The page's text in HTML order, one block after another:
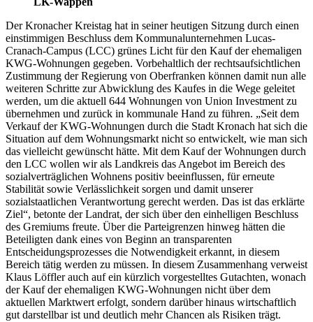
Der Kronacher Kreistag hat in seiner heutigen Sitzung durch einen
einstimmigen Beschluss dem Kommunalunternehmen Lucas-
Cranach-Campus (LCC) grünes Licht für den Kauf der ehemaligen
KWG-Wohnungen gegeben. Vorbehaltlich der rechtsaufsichtlichen
Zustimmung der Regierung von Oberfranken können damit nun alle
weiteren Schritte zur Abwicklung des Kaufes in die Wege geleitet
werden, um die aktuell 644 Wohnungen von Union Investment zu
übernehmen und zurück in kommunale Hand zu führen. „Seit dem
Verkauf der KWG-Wohnungen durch die Stadt Kronach hat sich die
Situation auf dem Wohnungsmarkt nicht so entwickelt, wie man sich
das vielleicht gewünscht hätte. Mit dem Kauf der Wohnungen durch
den LCC wollen wir als Landkreis das Angebot im Bereich des
sozialverträglichen Wohnens positiv beeinflussen, für erneute
Stabilität sowie Verlässlichkeit sorgen und damit unserer
sozialstaatlichen Verantwortung gerecht werden. Das ist das erklärte
Ziel“, betonte der Landrat, der sich über den einhelligen Beschluss
des Gremiums freute. Über die Parteigrenzen hinweg hätten die
Beteiligten dank eines von Beginn an transparenten
Entscheidungsprozesses die Notwendigkeit erkannt, in diesem
Bereich tätig werden zu müssen. In diesem Zusammenhang verweist
Klaus Löffler auch auf ein kürzlich vorgestelltes Gutachten, wonach
der Kauf der ehemaligen KWG-Wohnungen nicht über dem
aktuellen Marktwert erfolgt, sondern darüber hinaus wirtschaftlich
gut darstellbar ist und deutlich mehr Chancen als Risiken trägt.